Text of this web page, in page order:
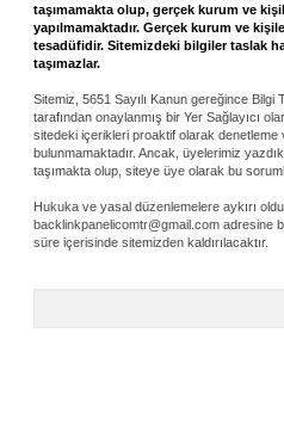
taşımamakta olup, gerçek kurum ve
yapılmamaktadır. Gerçek kurum ve
tesadüfidir. Sitemizdeki bilgiler taslak
taşımazlar.
Sitemiz, 5651 Sayılı Kanun gereğince
tarafından onaylanmış bir Yer Sağlayıcı
sitedeki içerikleri proaktif olarak denetleme
bulunmamaktadır. Ancak, üyelerimiz
taşımakta olup, siteye üye olarak bu
Hukuka ve yasal düzenlemelere aykırı
backlinkpanelicomtr@gmail.com adresine
süre içerisinde sitemizden kaldırılacaktır.